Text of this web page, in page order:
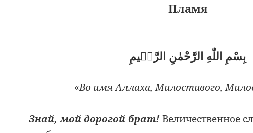
Пламя
بِسْمِ اللّٰهِ الرَّحْمٰنِ الرَّحٖيمِ
«Во имя Аллаха, Милостивого,
Знай, мой дорогой брат!Величественное